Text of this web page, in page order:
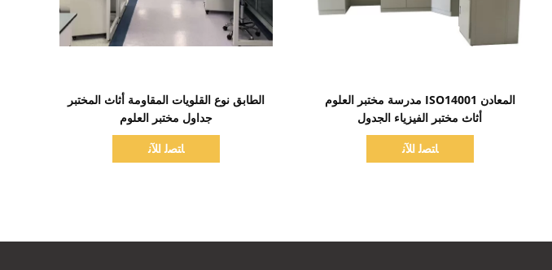
الطابق نوع القلويات المقاومة أثاث المختبر
جداول مختبر العلوم
ﺎﺘﺼﻟ ﺍﻶﻧ
المعادن ISO14001 مدرسة مختبر العلوم
أثاث مختبر الفيزياء الجدول
ﺎﺘﺼﻟ ﺍﻶﻧ